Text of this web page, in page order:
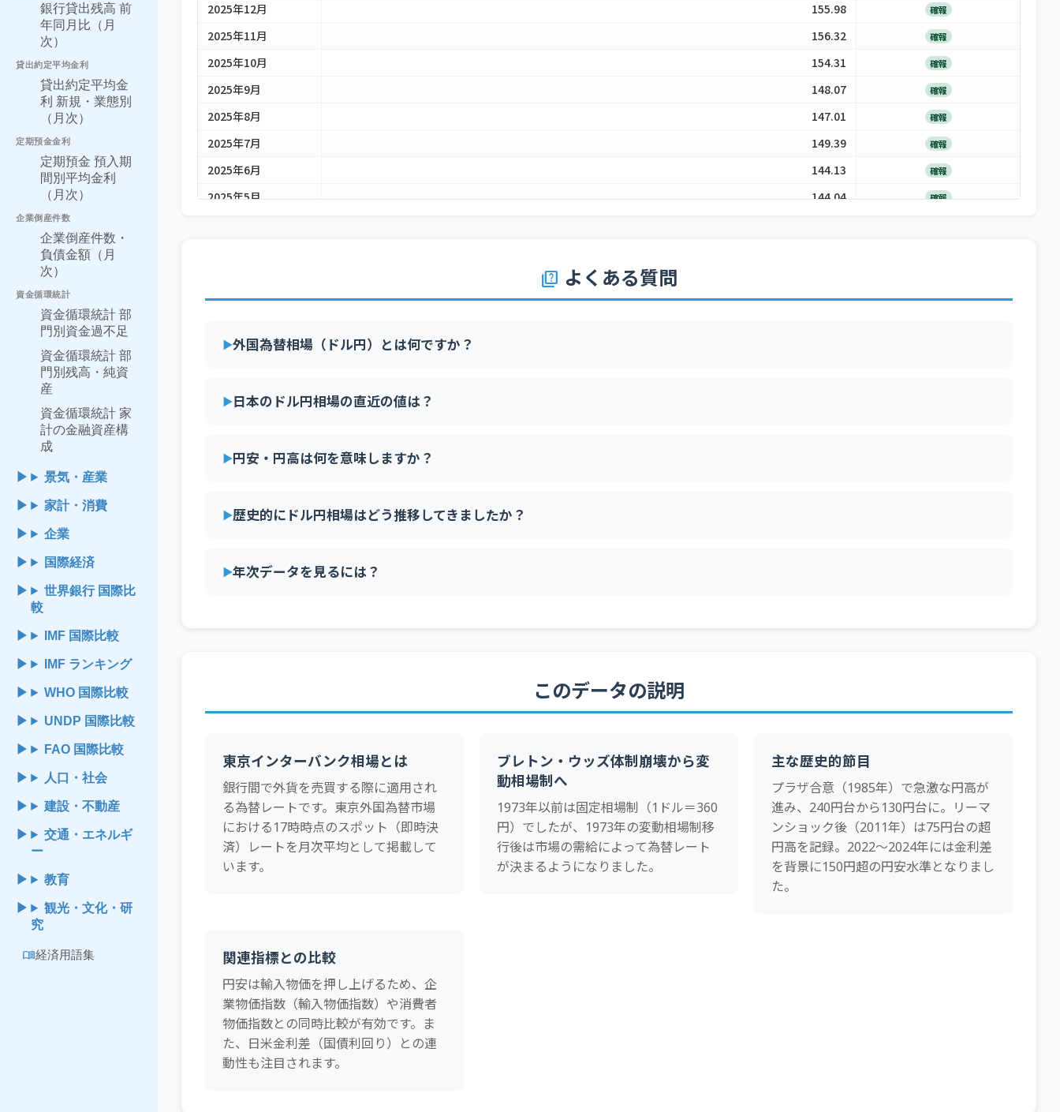
銀行貸出残高 前
年同月比（月
次）
貸出約定平均金利
貸出約定平均金
利 新規・業態別
（月次）
定期預金金利
定期預金 預入期
間別平均金利
（月次）
企業倒産件数
企業倒産件数・
負債金額（月
次）
資金循環統計
資金循環統計 部
門別資金過不足
資金循環統計 部
門別残高・純資
産
資金循環統計 家
計の金融資産構
成
景気・産業
家計・消費
企業
国際経済
世界銀行 国際比
較
IMF 国際比較
IMF ランキング
WHO 国際比較
UNDP 国際比較
FAO 国際比較
人口・社会
建設・不動産
交通・エネルギ
ー
教育
観光・文化・研
究
menu_book経済用語集
2025年12月 155.98 確報
2025年11月 156.32 確報
2025年10月 154.31 確報
2025年9月 148.07 確報
2025年8月 147.01 確報
2025年7月 149.39 確報
2025年6月 144.13 確報
2025年5月 144.04 確報
2025年1月 154.66 確報
quiz よくある質問
外国為替相場（ドル円）とは何ですか？
日本のドル円相場の直近の値は？
円安・円高は何を意味しますか？
歴史的にドル円相場はどう推移してきましたか？
年次データを見るには？
このデータの説明
東京インターバンク相場とは
銀行間で外貨を売買する際に適用され
る為替レートです。東京外国為替市場
における17時時点のスポット（即時決
済）レートを月次平均として掲載して
います。
ブレトン・ウッズ体制崩壊から変
動相場制へ
1973年以前は固定相場制（1ドル＝360
円）でしたが、1973年の変動相場制移
行後は市場の需給によって為替レート
が決まるようになりました。
主な歴史的節目
プラザ合意（1985年）で急激な円高が
進み、240円台から130円台に。リーマ
ンショック後（2011年）は75円台の超
円高を記録。2022〜2024年には金利差
を背景に150円超の円安水準となりまし
た。
関連指標との比較
円安は輸入物価を押し上げるため、企
業物価指数（輸入物価指数）や消費者
物価指数との同時比較が有効です。ま
た、日米金利差（国債利回り）との連
動性も注目されます。